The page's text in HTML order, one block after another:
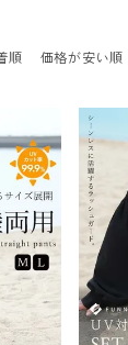
順 価格が安い順